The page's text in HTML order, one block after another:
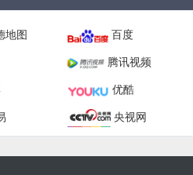
地图 百度
腾讯视频
优酷
央视网